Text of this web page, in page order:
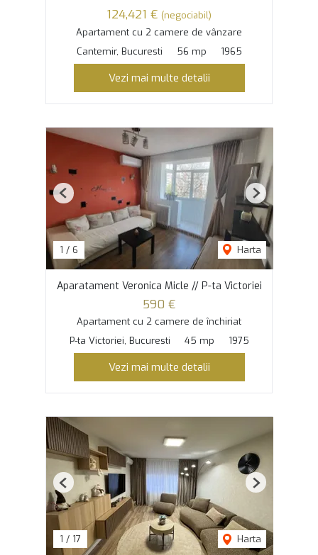
124,421 € (negociabil)
Apartament cu 2 camere de vânzare
Cantemir, Bucuresti
56 mp 1965
Vezi mai multe detalii
1 / 6 Harta
Previous Next
Aparatament Veronica Micle // P-ta Victoriei
590 €
Apartament cu 2 camere de închiriat
P-ta Victoriei, Bucuresti
45 mp 1975
Vezi mai multe detalii
1 / 17 Harta
Previous Next